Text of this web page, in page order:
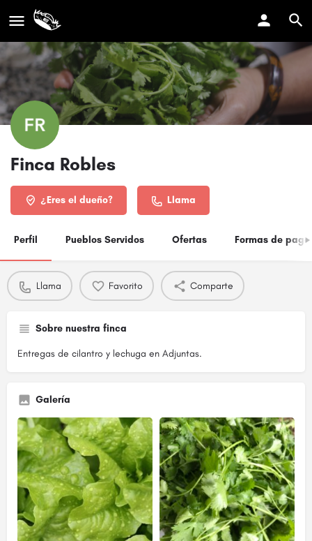
Finca Robles
¿Eres el dueño? Llama
Perfil Pueblos Servidos Ofertas Formas de pago
Llama Favorito Comparte
Sobre nuestra finca
Entregas de cilantro y lechuga en Adjuntas.
Galería